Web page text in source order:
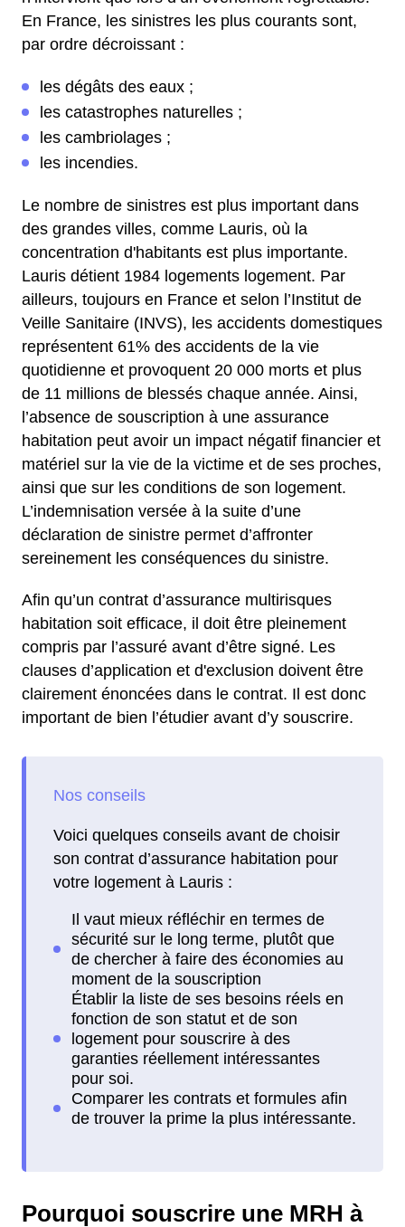
En France, les sinistres les plus courants sont,
par ordre décroissant :
les dégâts des eaux ;
les catastrophes naturelles ;
les cambriolages ;
les incendies.
Le nombre de sinistres est plus important dans
des grandes villes, comme Lauris, où la
concentration d'habitants est plus importante.
Lauris détient 1984 logements logement. Par
ailleurs, toujours en France et selon l’Institut de
Veille Sanitaire (INVS), les accidents domestiques
représentent 61% des accidents de la vie
quotidienne et provoquent 20 000 morts et plus
de 11 millions de blessés chaque année. Ainsi,
l’absence de souscription à une assurance
habitation peut avoir un impact négatif financier et
matériel sur la vie de la victime et de ses proches,
ainsi que sur les conditions de son logement.
L’indemnisation versée à la suite d’une
déclaration de sinistre permet d’affronter
sereinement les conséquences du sinistre.
Afin qu’un contrat d’assurance multirisques
habitation soit efficace, il doit être pleinement
compris par l’assuré avant d’être signé. Les
clauses d’application et d'exclusion doivent être
clairement énoncées dans le contrat. Il est donc
important de bien l’étudier avant d’y souscrire.
Voici quelques conseils avant de choisir
son contrat d’assurance habitation pour
votre logement à Lauris :
Pourquoi souscrire une MRH à